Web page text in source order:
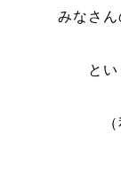
みなさん
と